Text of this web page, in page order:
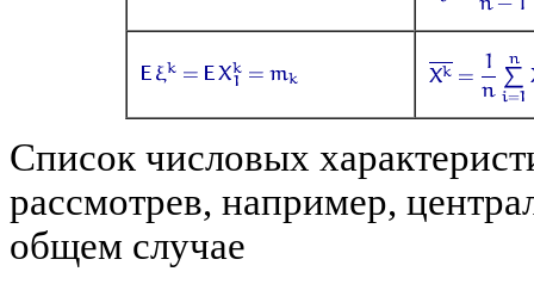
Список числовых
рассмотрев, например,
общем случае